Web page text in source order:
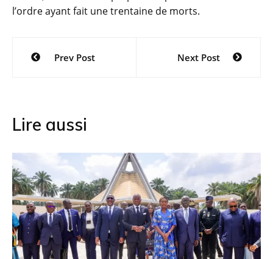
l’ordre ayant fait une trentaine de morts.
Navigation
Prev Post Next Post
Lire aussi